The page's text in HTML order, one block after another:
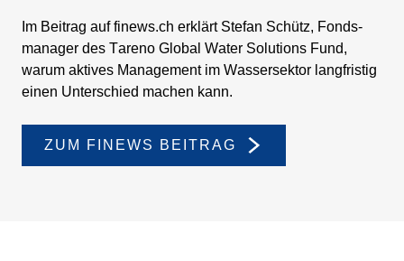
Im Beitrag auf finews.ch erklärt Stefan Schütz, Fonds­
ma­nager des Tareno Global Water Solutions Fund,
warum aktives Manage­ment im Wasser­sektor langfri­stig
einen Unter­schied machen kann.
ZUM FINEWS BEITRAG